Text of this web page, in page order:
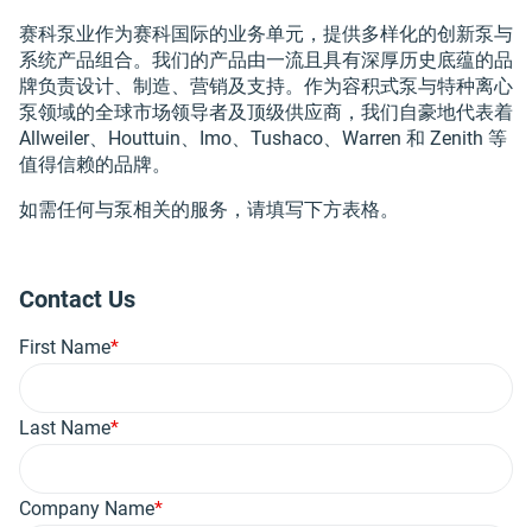
赛科泵业作为赛科国际的业务单元，提供多样化的创新泵与
系统产品组合。我们的产品由一流且具有深厚历史底蕴的品
牌负责设计、制造、营销及支持。作为容积式泵与特种离心
泵领域的全球市场领导者及顶级供应商，我们自豪地代表着
Allweiler、Houttuin、Imo、Tushaco、Warren 和 Zenith 等
值得信赖的品牌。
如需任何与泵相关的服务，请填写下方表格。
Contact Us
First Name
Last Name
Company Name